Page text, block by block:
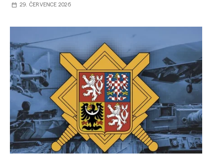
29. ČERVENCE 2026